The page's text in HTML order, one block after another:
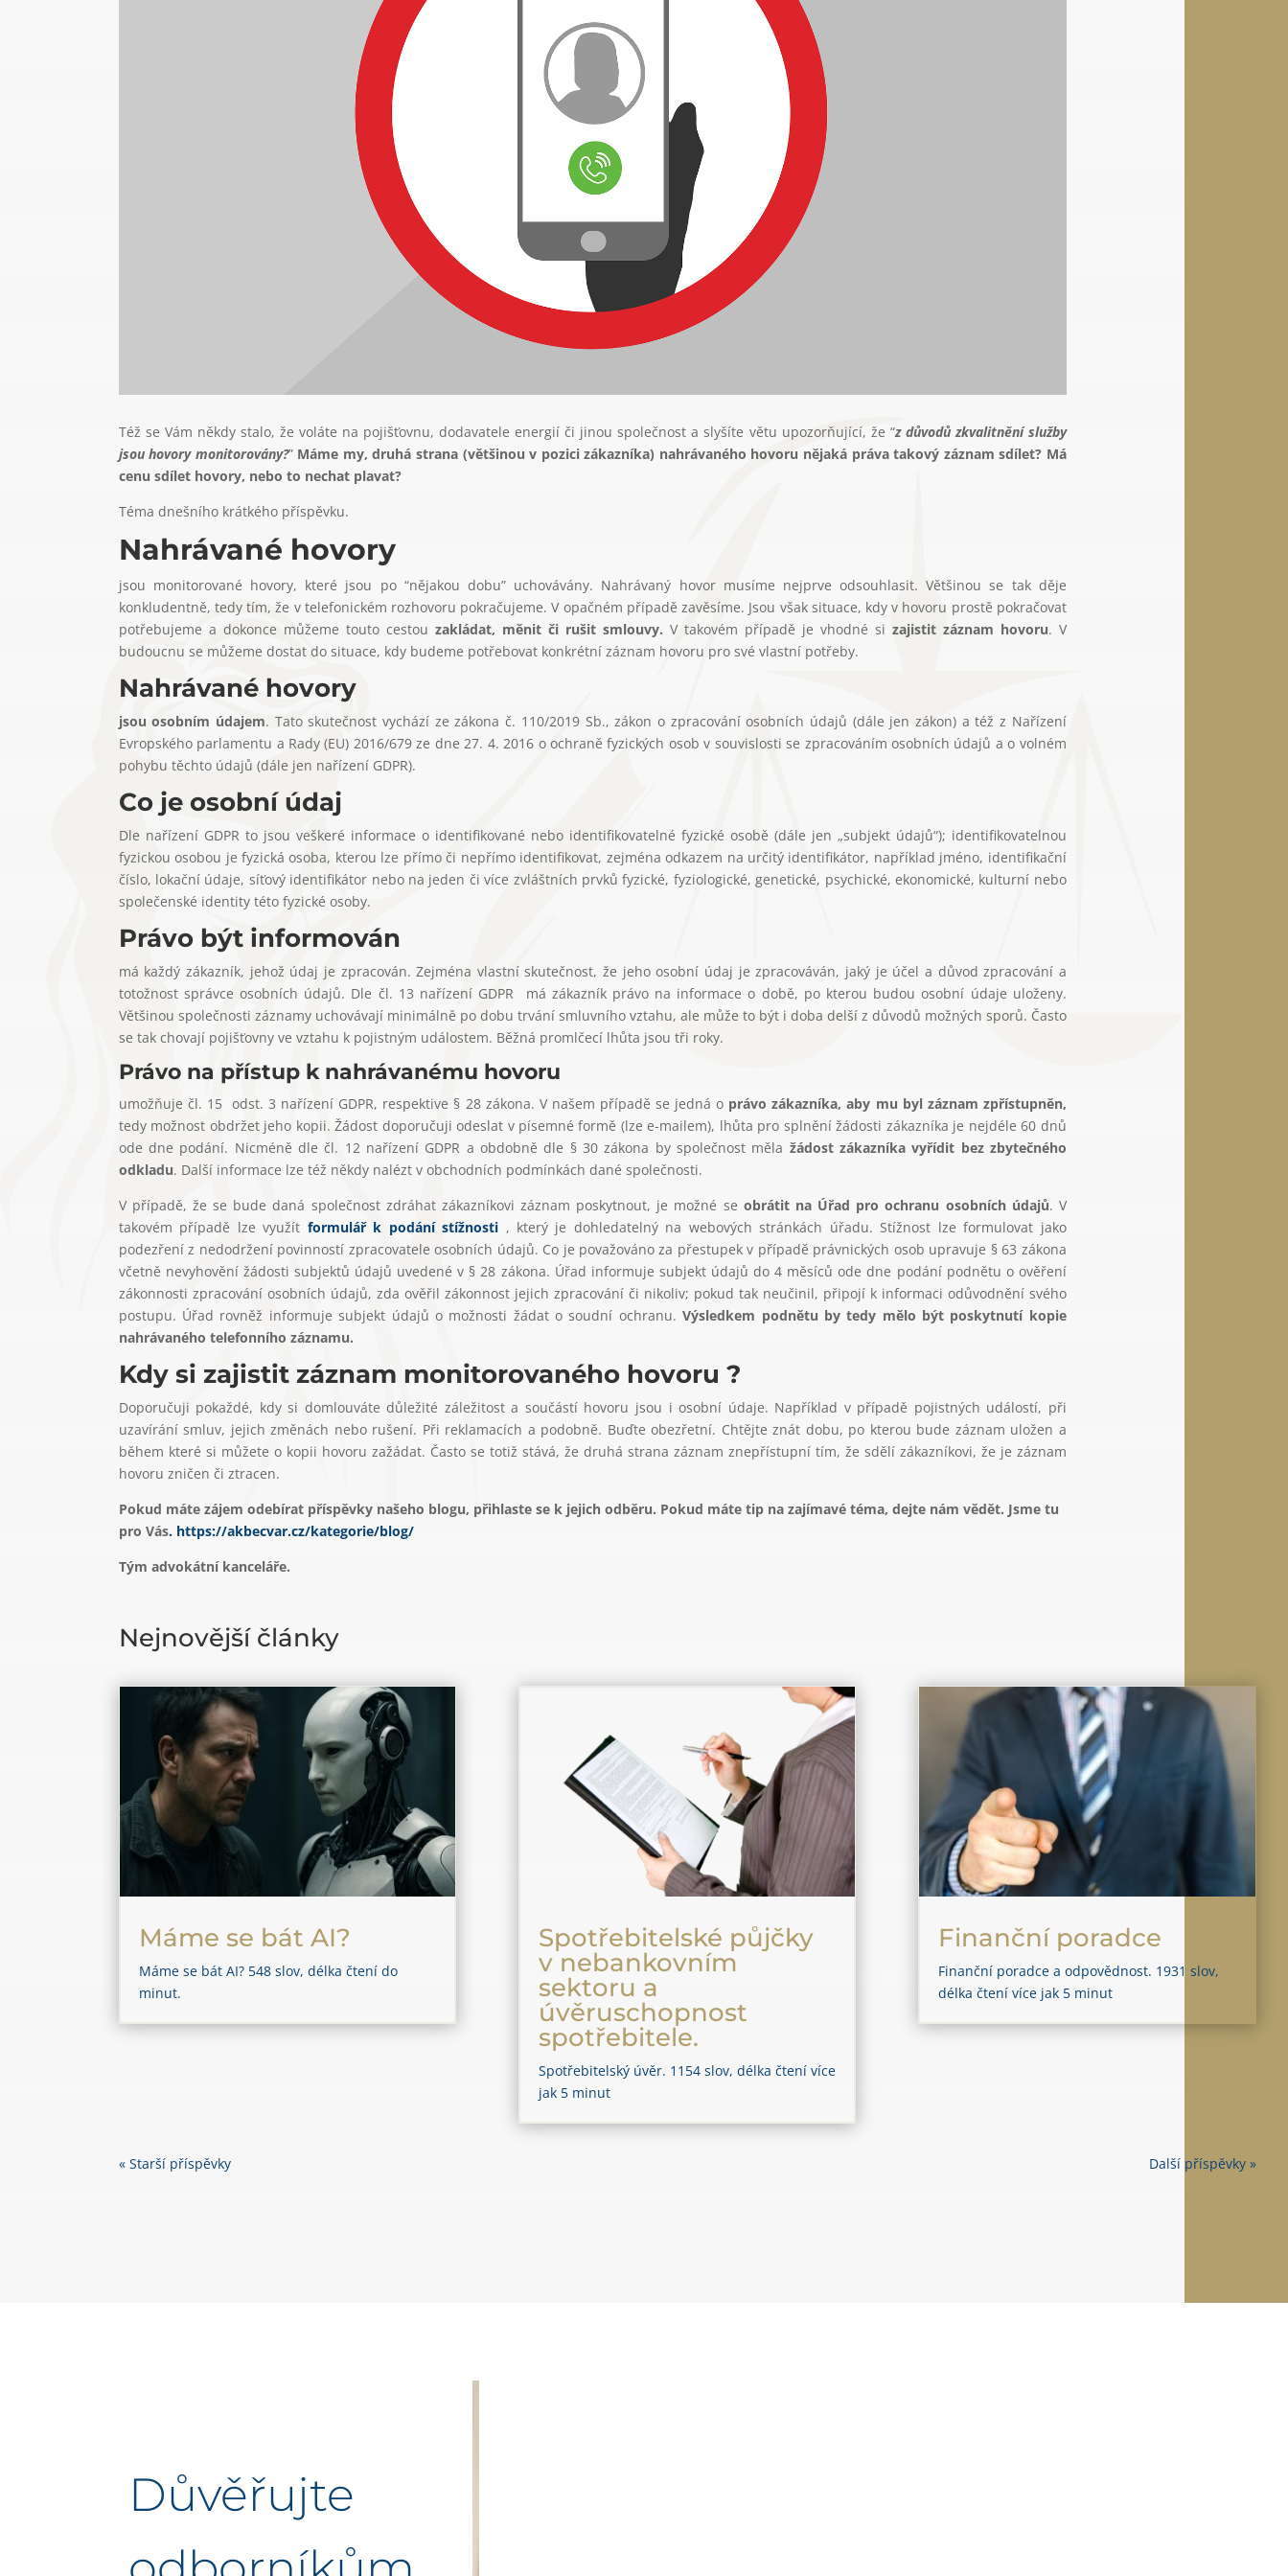
Též se Vám někdy stalo, že voláte na pojišťovnu, dodavatele energií či jinou společnost a slyšíte větu upozorňující, že “z důvodů zkvalitnění služby
jsou hovory monitorovány?” Máme my, druhá strana (většinou v pozici zákazníka) nahrávaného hovoru nějaká práva takový záznam sdílet? Má
cenu sdílet hovory, nebo to nechat plavat?
Téma dnešního krátkého příspěvku.
Nahrávané hovory
jsou monitorované hovory, které jsou po “nějakou dobu” uchovávány. Nahrávaný hovor musíme nejprve odsouhlasit. Většinou se tak děje
konkludentně, tedy tím, že v telefonickém rozhovoru pokračujeme. V opačném případě zavěsíme. Jsou však situace, kdy v hovoru prostě pokračovat
potřebujeme a dokonce můžeme touto cestou zakládat, měnit či rušit smlouvy. V takovém případě je vhodné si zajistit záznam hovoru. V
budoucnu se můžeme dostat do situace, kdy budeme potřebovat konkrétní záznam hovoru pro své vlastní potřeby.
Nahrávané hovory
jsou osobním údajem. Tato skutečnost vychází ze zákona č. 110/2019 Sb., zákon o zpracování osobních údajů (dále jen zákon) a též z Nařízení
Evropského parlamentu a Rady (EU) 2016/679 ze dne 27. 4. 2016 o ochraně fyzických osob v souvislosti se zpracováním osobních údajů a o volném
pohybu těchto údajů (dále jen nařízení GDPR).
Co je osobní údaj
Dle nařízení GDPR to jsou veškeré informace o identifikované nebo identifikovatelné fyzické osobě (dále jen „subjekt údajů“); identifikovatelnou
fyzickou osobou je fyzická osoba, kterou lze přímo či nepřímo identifikovat, zejména odkazem na určitý identifikátor, například jméno, identifikační
číslo, lokační údaje, síťový identifikátor nebo na jeden či více zvláštních prvků fyzické, fyziologické, genetické, psychické, ekonomické, kulturní nebo
společenské identity této fyzické osoby.
Právo být informován
má každý zákazník, jehož údaj je zpracován. Zejména vlastní skutečnost, že jeho osobní údaj je zpracováván, jaký je účel a důvod zpracování a
totožnost správce osobních údajů. Dle čl. 13 nařízení GDPR má zákazník právo na informace o době, po kterou budou osobní údaje uloženy.
Většinou společnosti záznamy uchovávají minimálně po dobu trvání smluvního vztahu, ale může to být i doba delší z důvodů možných sporů. Často
se tak chovají pojišťovny ve vztahu k pojistným událostem. Běžná promlčecí lhůta jsou tři roky.
Právo na přístup k nahrávanému hovoru
umožňuje čl. 15 odst. 3 nařízení GDPR, respektive § 28 zákona. V našem případě se jedná o právo zákazníka, aby mu byl záznam zpřístupněn,
tedy možnost obdržet jeho kopii. Žádost doporučuji odeslat v písemné formě (lze e-mailem), lhůta pro splnění žádosti zákazníka je nejdéle 60 dnů
ode dne podání. Nicméně dle čl. 12 nařízení GDPR a obdobně dle § 30 zákona by společnost měla žádost zákazníka vyřídit bez zbytečného
odkladu. Další informace lze též někdy nalézt v obchodních podmínkách dané společnosti.
V případě, že se bude daná společnost zdráhat zákazníkovi záznam poskytnout, je možné se obrátit na Úřad pro ochranu osobních údajů. V
takovém případě lze využít formulář k podání stížnosti , který je dohledatelný na webových stránkách úřadu. Stížnost lze formulovat jako
podezření z nedodržení povinností zpracovatele osobních údajů. Co je považováno za přestupek v případě právnických osob upravuje § 63 zákona
včetně nevyhovění žádosti subjektů údajů uvedené v § 28 zákona. Úřad informuje subjekt údajů do 4 měsíců ode dne podání podnětu o ověření
zákonnosti zpracování osobních údajů, zda ověřil zákonnost jejich zpracování či nikoliv; pokud tak neučinil, připojí k informaci odůvodnění svého
postupu. Úřad rovněž informuje subjekt údajů o možnosti žádat o soudní ochranu.Výsledkem podnětu by tedy mělo být poskytnutí kopie
nahrávaného telefonního záznamu.
Kdy si zajistit záznam monitorovaného hovoru ?
Doporučuji pokaždé, kdy si domlouváte důležité záležitost a součástí hovoru jsou i osobní údaje. Například v případě pojistných událostí, při
uzavírání smluv, jejich změnách nebo rušení. Při reklamacích a podobně. Buďte obezřetní. Chtějte znát dobu, po kterou bude záznam uložen a
během které si můžete o kopii hovoru zažádat. Často se totiž stává, že druhá strana záznam znepřístupní tím, že sdělí zákazníkovi, že je záznam
hovoru zničen či ztracen.
Pokud máte zájem odebírat příspěvky našeho blogu, přihlaste se k jejich odběru. Pokud máte tip na zajímavé téma, dejte nám vědět. Jsme tu
pro Vás. https://akbecvar.cz/kategorie/blog/
Tým advokátní kanceláře.
Nejnovější články
Máme se bát AI?
Máme se bát AI? 548 slov, délka čtení do
minut.
Spotřebitelské půjčky
v nebankovním
sektoru a
úvěruschopnost
spotřebitele.
Spotřebitelský úvěr. 1154 slov, délka čtení více
jak 5 minut
Finanční poradce
Finanční poradce a odpovědnost. 1931 slov,
délka čtení více jak 5 minut
« Starší příspěvky Další příspěvky »
Důvěřujte